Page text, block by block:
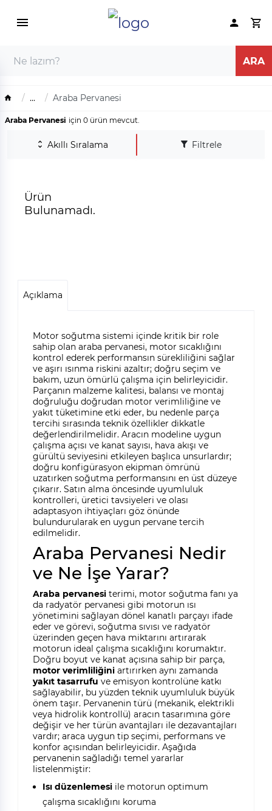
... Araba Pervanesi
Araba Pervanesi için 0 ürün mevcut.
Akıllı Sıralama Filtrele
Ürün
Bulunamadı.
Açıklama
Motor soğutma sistemi içinde kritik bir role
sahip olan araba pervanesi, motor sıcaklığını
kontrol ederek performansın sürekliliğini sağlar
ve aşırı ısınma riskini azaltır; doğru seçim ve
bakım, uzun ömürlü çalışma için belirleyicidir.
Parçanın malzeme kalitesi, balansı ve montaj
doğruluğu doğrudan motor verimliliğine ve
yakıt tüketimine etki eder, bu nedenle parça
tercihi sırasında teknik özellikler dikkatle
değerlendirilmelidir. Aracın modeline uygun
çalışma açısı ve kanat sayısı, hava akışı ve
gürültü seviyesini etkileyen başlıca unsurlardır;
doğru konfigürasyon ekipman ömrünü
uzatırken soğutma performansını en üst düzeye
çıkarır. Satın alma öncesinde uyumluluk
kontrolleri, üretici tavsiyeleri ve olası
adaptasyon ihtiyaçları göz önünde
bulundurularak en uygun pervane tercih
edilmelidir.
Araba Pervanesi Nedir
ve Ne İşe Yarar?
Araba pervanesiterimi, motor soğutma fanı ya
da radyatör pervanesi gibi motorun ısı
yönetimini sağlayan dönel kanatlı parçayı ifade
eder ve görevi, soğutma sıvısı ve radyatör
üzerinden geçen hava miktarını artırarak
motorun ideal çalışma sıcaklığını korumaktır.
Doğru boyut ve kanat açısına sahip bir parça,
motor verimliliğiniartırırken aynı zamanda
yakıt tasarrufu ve emisyon kontrolüne katkı
sağlayabilir, bu yüzden teknik uyumluluk büyük
önem taşır. Pervanenin türü (mekanik, elektrikli
veya hidrolik kontrollü) aracın tasarımına göre
değişir ve her türün avantajları ile dezavantajları
vardır; araca uygun tip seçimi, performans ve
konfor açısından belirleyicidir. Aşağıda
pervanenin sağladığı temel yararlar
listelenmiştir:
Isı düzenlemesiile motorun optimum
çalışma sıcaklığını koruma